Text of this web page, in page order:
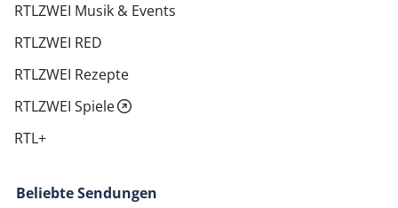
RTLZWEI Musik & Events
RTLZWEI RED
RTLZWEI Rezepte
RTLZWEI Spiele
RTL+
Beliebte Sendungen